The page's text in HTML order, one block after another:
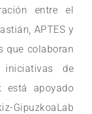
entre el
APTES y
que colaboran
de
está apoyado
GipuzkoaLab